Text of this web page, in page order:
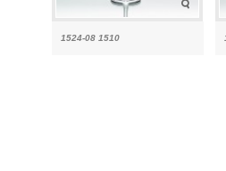
1524-08 1510